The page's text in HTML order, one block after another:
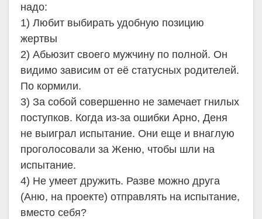
надо:
1) Любит выбирать удобную позицию
жертвы
2) Абьюзит своего мужчину по полной. Он
видимо зависим от её статусных родителей.
По кормили.
3) За собой совершенно не замечает гнилых
поступков. Когда из-за ошибки Арно, Деня
не выиграл испытание. Они еще и внаглую
проголосовали за Женю, чтобы шли на
испытание.
4) Не умеет дружить. Разве можно друга
(Аню, на проекте) отправлять на испытание,
вместо себя?